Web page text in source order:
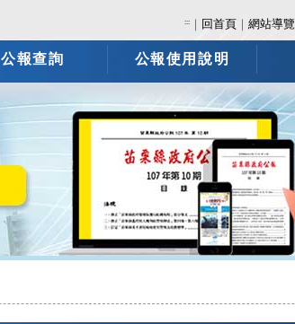
::: 回首頁 ｜網站導覽
公報查詢 公報使用說明